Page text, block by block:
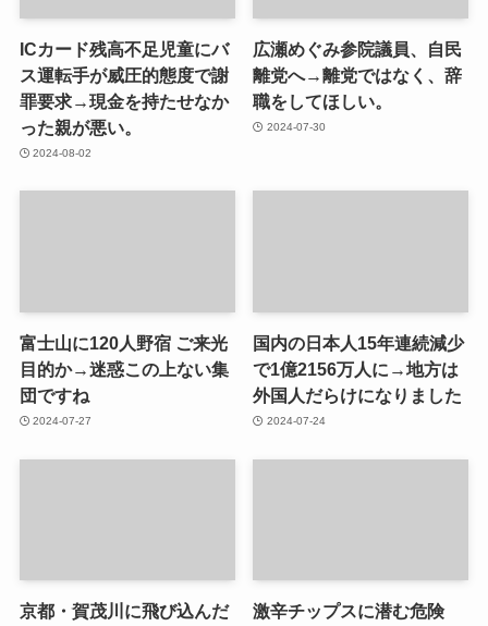
ICカード残高不足児童にバ
ス運転手が威圧的態度で謝
罪要求→現金を持たせなか
った親が悪い。
2024-08-02
広瀬めぐみ参院議員、自民
離党へ→離党ではなく、辞
職をしてほしい。
2024-07-30
富士山に120人野宿 ご来光
目的か→迷惑この上ない集
団ですね
2024-07-27
国内の日本人15年連続減少
で1億2156万人に→地方は
外国人だらけになりました
2024-07-24
京都・賀茂川に飛び込んだ
激辛チップスに潜む危険